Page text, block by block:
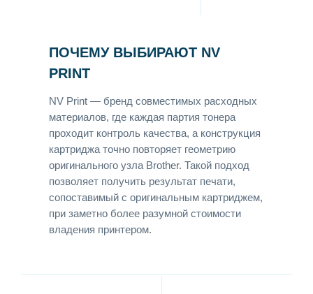
ПОЧЕМУ ВЫБИРАЮТ NV
PRINT
NV Print — бренд совместимых расходных
материалов, где каждая партия тонера
проходит контроль качества, а конструкция
картриджа точно повторяет геометрию
оригинального узла Brother. Такой подход
позволяет получить результат печати,
сопоставимый с оригинальным картриджем,
при заметно более разумной стоимости
владения принтером.